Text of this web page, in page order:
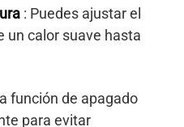
: Puedes ajustar el
un calor suave hasta
función de apagado
para evitar